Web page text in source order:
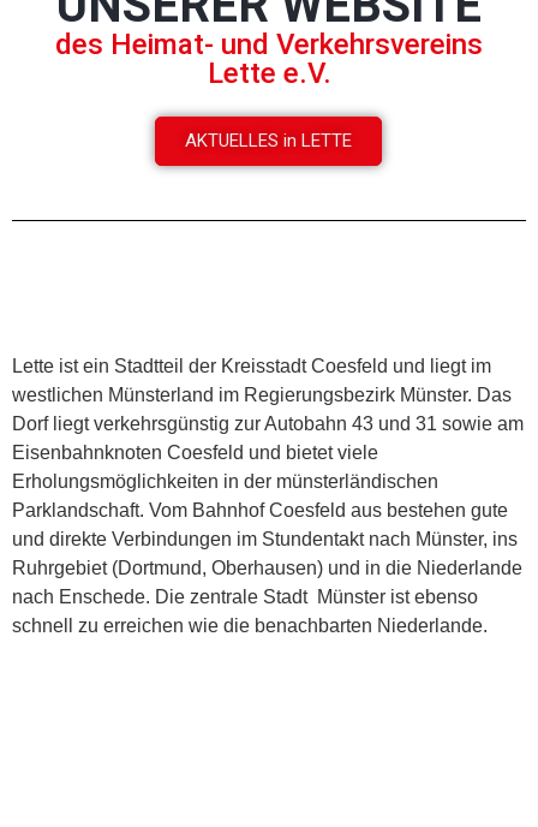
des Heimat- und Verkehrsvereins
Lette e.V.
AKTUELLES in LETTE
Lette ist ein Stadtteil der Kreisstadt Coesfeld und liegt im
westlichen Münsterland im Regierungsbezirk Münster. Das
Dorf liegt verkehrsgünstig zur Autobahn 43 und 31 sowie am
Eisenbahnknoten Coesfeld und bietet viele
Erholungsmöglichkeiten in der münsterländischen
Parklandschaft. Vom Bahnhof Coesfeld aus bestehen gute
und direkte Verbindungen im Stundentakt nach Münster, ins
Ruhrgebiet (Dortmund, Oberhausen) und in die Niederlande
nach Enschede. Die zentrale Stadt Münster ist ebenso
schnell zu erreichen wie die benachbarten Niederlande.